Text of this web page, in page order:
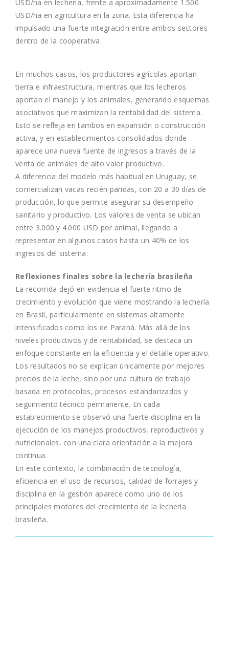
USD/ha en lechería, frente a aproximadamente 1.500
USD/ha en agricultura en la zona. Esta diferencia ha
impulsado una fuerte integración entre ambos sectores
dentro de la cooperativa.
En muchos casos, los productores agrícolas aportan
tierra e infraestructura, mientras que los lecheros
aportan el manejo y los animales, generando esquemas
asociativos que maximizan la rentabilidad del sistema.
Esto se refleja en tambos en expansión o construcción
activa, y en establecimientos consolidados donde
aparece una nueva fuente de ingresos a través de la
venta de animales de alto valor productivo.
A diferencia del modelo más habitual en Uruguay, se
comercializan vacas recién paridas, con 20 a 30 días de
producción, lo que permite asegurar su desempeño
sanitario y productivo. Los valores de venta se ubican
entre 3.000 y 4.000 USD por animal, llegando a
representar en algunos casos hasta un 40% de los
ingresos del sistema.
Reflexiones finales sobre la lechería brasileña
La recorrida dejó en evidencia el fuerte ritmo de
crecimiento y evolución que viene mostrando la lechería
en Brasil, particularmente en sistemas altamente
intensificados como los de Paraná. Más allá de los
niveles productivos y de rentabilidad, se destaca un
enfoque constante en la eficiencia y el detalle operativo.
Los resultados no se explican únicamente por mejores
precios de la leche, sino por una cultura de trabajo
basada en protocolos, procesos estandarizados y
seguimiento técnico permanente. En cada
establecimiento se observó una fuerte disciplina en la
ejecución de los manejos productivos, reproductivos y
nutricionales, con una clara orientación a la mejora
continua.
En este contexto, la combinación de tecnología,
eficiencia en el uso de recursos, calidad de forrajes y
disciplina en la gestión aparece como uno de los
principales motores del crecimiento de la lechería
brasileña.